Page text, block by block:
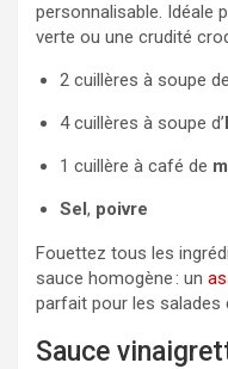
personnalisable. Idéale
verte ou une crudité
2 cuillères à soupe de
4 cuillères à soupe d’
1 cuillère à café de
Sel, poivre
Fouettez tous les
sauce homogène : un
parfait pour les salades
Sauce